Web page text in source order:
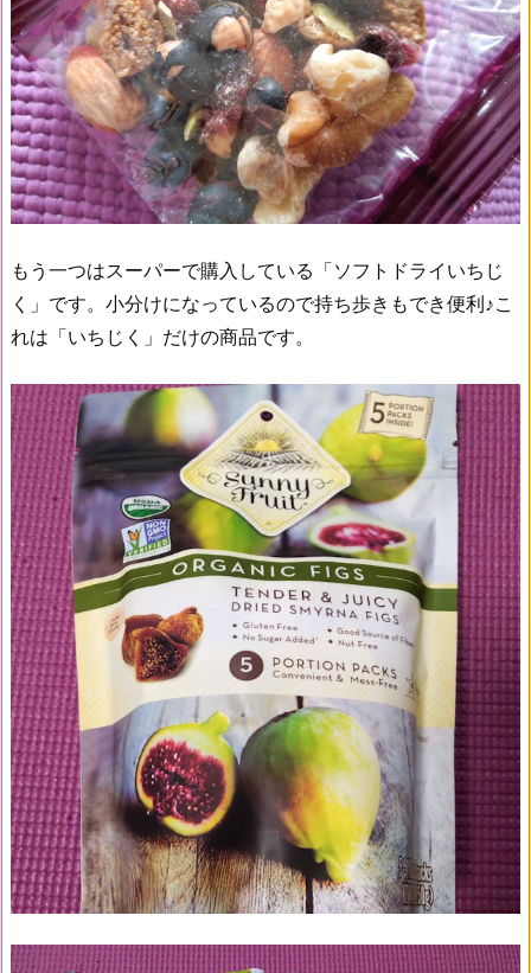
もう一つはスーパーで購入している「ソフトドライいちじ
く」です。小分けになっているので持ち歩きもでき便利♪こ
れは「いちじく」だけの商品です。